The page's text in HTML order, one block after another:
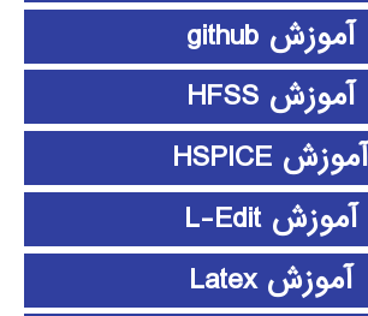
آموزش github
آموزش HFSS
آموزش HSPICE
آموزش L-Edit
آموزش Latex